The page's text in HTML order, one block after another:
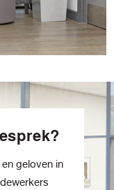
geloven in